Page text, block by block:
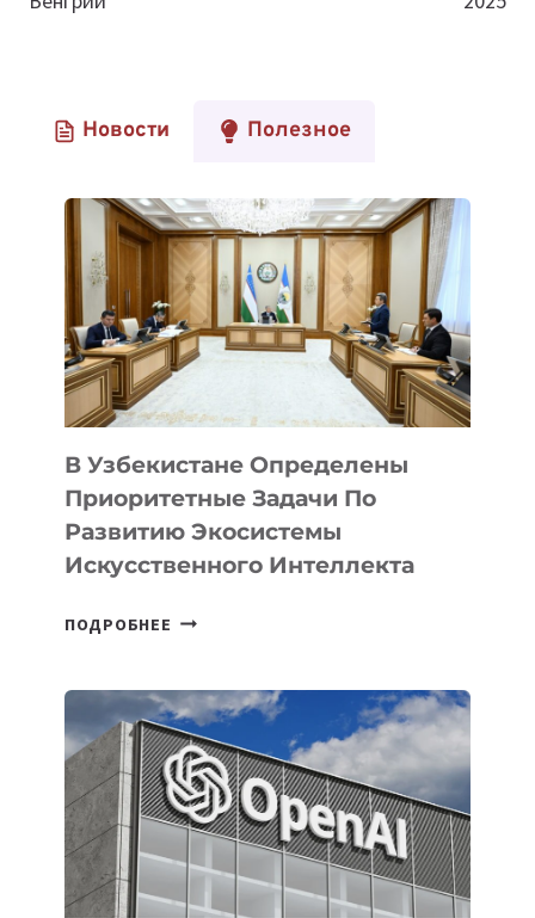
Новости Полезное
В Узбекистане Определены
Приоритетные Задачи По
Развитию Экосистемы
Искусственного Интеллекта
ПОДРОБНЕЕ В
ПРИОРИТЕТНЫЕ
ЗАДАЧИ
ПО
РАЗВИТИЮ
ЭКОСИСТЕМЫ
ИСКУССТВЕННОГО
ИНТЕЛЛЕКТА